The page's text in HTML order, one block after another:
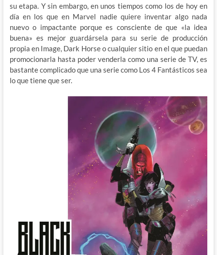
su etapa. Y sin embargo, en unos tiempos como los de hoy en
día en los que en Marvel nadie quiere inventar algo nada
nuevo o impactante porque es consciente de que «la idea
buena» es mejor guardársela para su serie de producción
propia en Image, Dark Horse o cualquier sitio en el que puedan
promocionarla hasta poder venderla como una serie de TV, es
bastante complicado que una serie como Los 4 Fantásticos sea
lo que tiene que ser.